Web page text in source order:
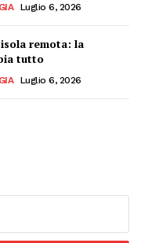
Luglio 6, 2026
remota: la
tutto
Luglio 6, 2026